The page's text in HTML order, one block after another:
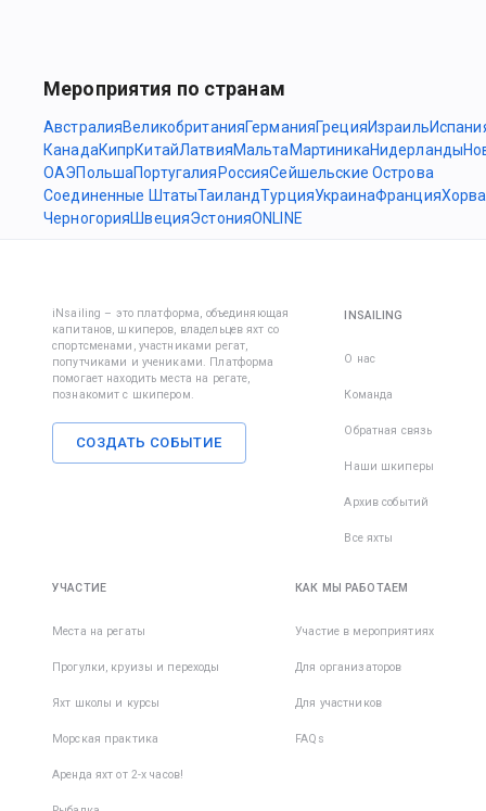
Мероприятия по странам
АвстралияВеликобританияГерманияГрецияИзраиль
КанадаКипрКитайЛатвияМальта МартиникаНидерланды
ОАЭПольшаПортугалия РоссияСейшельские Острова
Соединенные ШтатыТаиландТурцияУкраинаФранция
ЧерногорияШвецияЭстонияONLINE
iNsailing – это платформа, объединяющая
капитанов, шкиперов, владельцев яхт со
спортсменами, участниками регат,
попутчиками и учениками. Платформа
помогает находить места на регате,
познакомит с шкипером.
СОЗДАТЬ СОБЫТИЕ
INSAILING
О нас
Команда
Обратная связь
Наши шкиперы
Архив событий
Все яхты
УЧАСТИЕ
Места на регаты
Прогулки, круизы и переходы
Яхт школы и курсы
Морская практика
Аренда яхт от 2-х часов!
КАК МЫ РАБОТАЕМ
Участие в мероприятиях
Для организаторов
Для участников
FAQs